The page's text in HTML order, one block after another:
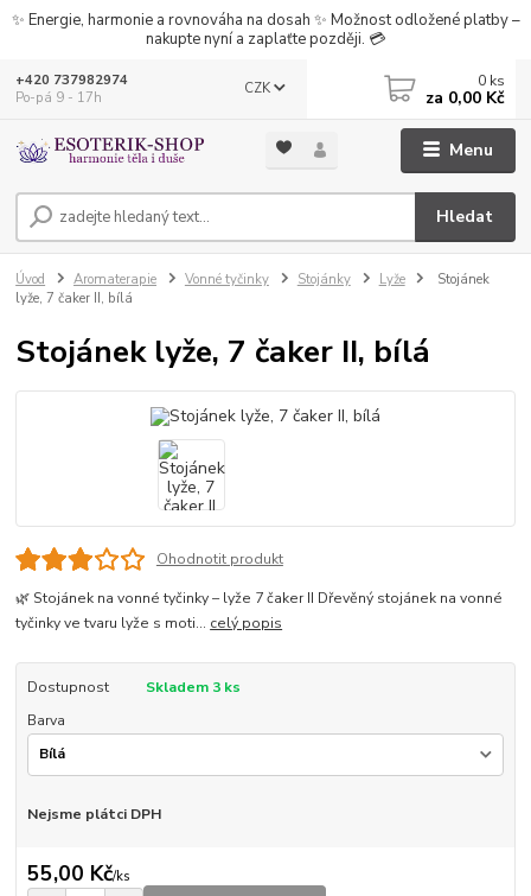
✨ Energie, harmonie a rovnováha na dosah ✨ Možnost odložené platby –
nakupte nyní a zaplaťte později. 💳
Menu
CZK
Hledat
+420 737982974
Po-pá 9 - 17h
0 ks
za 0,00 Kč
Úvod Aromaterapie Vonné tyčinky Stojánky Lyže
Stojánek
lyže, 7 čaker II, bílá
Stojánek lyže, 7 čaker II, bílá
Ohodnotit produkt
🌿 Stojánek na vonné tyčinky – lyže 7 čaker II Dřevěný stojánek na vonné
tyčinky ve tvaru lyže s moti... celý popis
Dostupnost
Skladem 3 ks
Barva
Nejsme plátci DPH
55,00 Kč/ks